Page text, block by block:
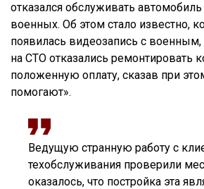
отказался обслуживать
военных. Об этом стало известно,
появилась видеозапись с
на СТО отказались ремонтировать
положенную оплату, сказав при
помогают».
Ведущую странную работу с
техобслуживания проверили
оказалось, что постройка эта